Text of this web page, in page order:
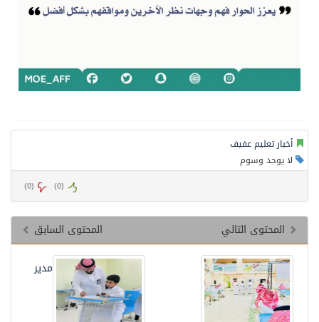
أخبار تعليم عفيف
لا يوجد وسوم
(
0
) (
0
)
المحتوى السابق
المحتوى التالي
مدير